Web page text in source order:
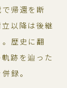
帰還を断
以降は後継
歴史に翻
跡を辿った
録。